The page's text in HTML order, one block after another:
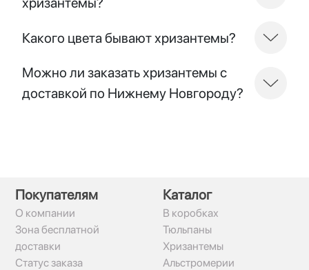
Какого цвета бывают хризантемы?
Можно ли заказать хризантемы с
доставкой по Нижнему Новгороду?
Покупателям
О компании
Зона бесплатной
доставки
Статус заказа
Каталог
В коробках
Тюльпаны
Хризантемы
Альстромерии